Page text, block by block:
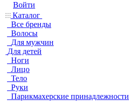
Войти
Каталог
Все бренды
Волосы
Для мужчин
Для детей
Ноги
Лицо
Тело
Руки
Парикмахерские принадлежности